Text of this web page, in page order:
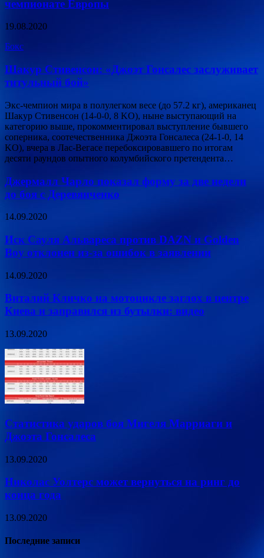
чемпионате Европы
19.08.2020
Бокс
Шакур Стивенсон: «Джоэт Гонсалес заслуживает
титульный бой»
Экс-чемпион мира в полулегком весе (до 57.2 кг), американец
Шакур Стивенсон (14-0-0, 8 KO), ныне выступающий на
категорию выше, прокомментировал выступление бывшего
соперника, соотечественника Джоэта Гонсалеса (24-1-0, 14
KO), вчера в Лас-Вегасе перебоксировавшего по итогам
десяти раундов опытного колумбийского претендента…
Джермалл Чарло показал форму за две недели
до боя с Деревянченко
14.09.2020
Иск Сауля Альвареса против DAZN и Golden
Boy отклонен из-за ошибок в заявлении
14.09.2020
Виталий Кличко на мотоцикле заглох в центре
Киева и заправился из бутылки: видео
13.09.2020
Статистика ударов боя Мигеля Марриаги и
Джоэта Гонсалеса
13.09.2020
Николас Уолтерс может вернуться на ринг до
конца года
13.09.2020
Последние записи